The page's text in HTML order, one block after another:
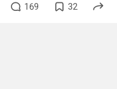
169 32